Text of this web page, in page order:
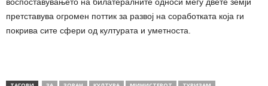
претставува огромен поттик за развој на соработката која ги
покрива сите сфери од културата и уметноста.